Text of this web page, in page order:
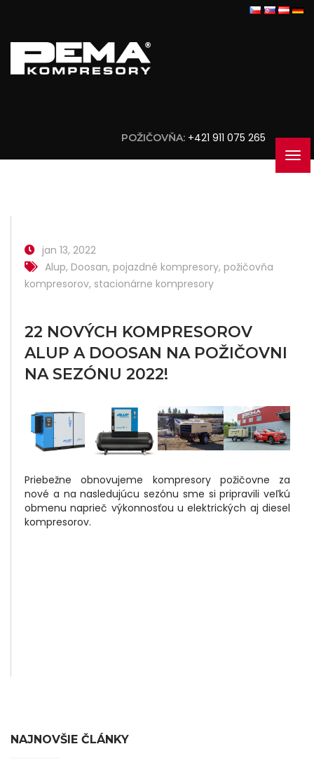
POŽIČOVŇA: +421 911 075 265
jan 13, 2022
Alup, Doosan, pojazdné kompresory, požičovňa
kompresorov, stacionárne kompresory
22 NOVÝCH KOMPRESOROV
ALUP A DOOSAN NA POŽIČOVNI
NA SEZÓNU 2022!
Priebežne obnovujeme kompresory požičovne za
nové a na nasledujúcu sezónu sme si pripravili veľkú
obmenu naprieč výkonnosťou u elektrických aj diesel
kompresorov.
NAJNOVŠIE ČLÁNKY